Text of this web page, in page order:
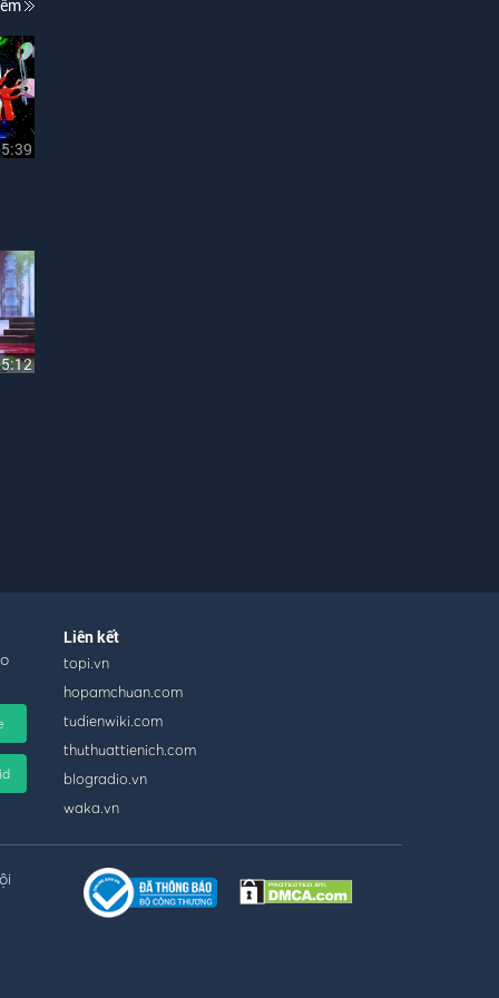
Liên kết
topi.vn
hopamchuan.com
tudienwiki.com
thuthuattienich.com
blogradio.vn
waka.vn